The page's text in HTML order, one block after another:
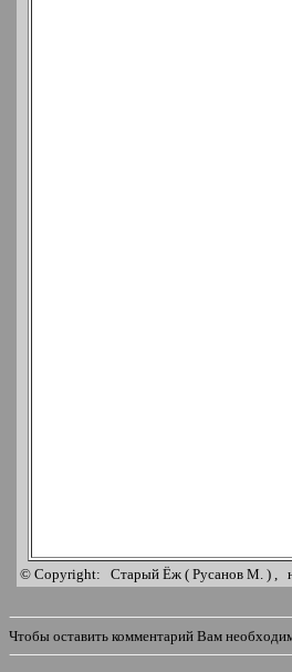
© Copyright: Старый Ёж ( Русанов М. ) ,
Чтобы оставить комментарий Вам